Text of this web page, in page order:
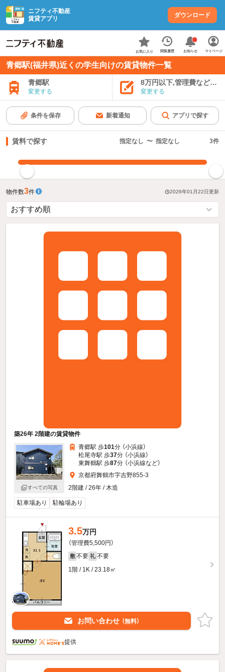
ニフティ不動産
賃貸アプリ
ダウンロード
お気に入り 閲覧履歴 お知らせ マイページ
青郷駅(福井県)近くの学生向けの賃貸物件一覧
青郷駅
変更する
8万円以下,管理費など込み
変更する
条件を保存 新着通知 アプリで探す
賃料で探す 指定なし 〜 指定なし 3件
物件数3件 2026年01月22日更新
築26年 2階建の賃貸物件
すべての写真
青郷駅 歩101分 （小浜線）
松尾寺駅 歩37分 （小浜線）
東舞鶴駅 歩87分 （小浜線など）
京都府舞鶴市字吉野855-3
2階建 / 26年 / 木造
駐車場あり 駐輪場あり
3.5万円
（管理費5,500円）
敷 不要 礼 不要
1階 / 1K / 23.18㎡
お問い合わせ （無料）
提供